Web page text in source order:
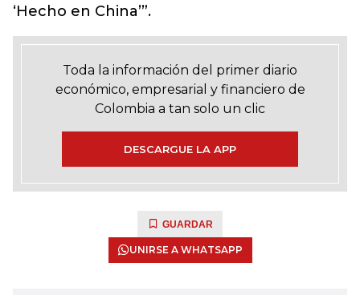
‘Hecho en China’”.
Toda la información del primer diario
económico, empresarial y financiero de
Colombia a tan solo un clic
DESCARGUE LA APP
GUARDAR
UNIRSE A WHATSAPP